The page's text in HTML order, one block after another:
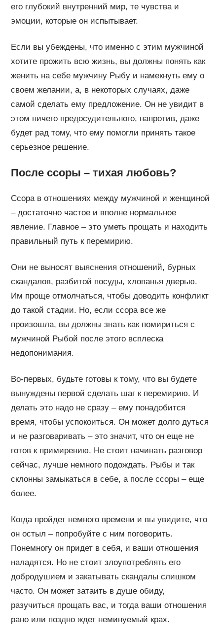
его глубокий внутренний мир, те чувства и
эмоции, которые он испытывает.
Если вы убеждены, что именно с этим мужчиной
хотите прожить всю жизнь, вы должны понять как
женить на себе мужчину Рыбу и намекнуть ему о
своем желании, а, в некоторых случаях, даже
самой сделать ему предложение. Он не увидит в
этом ничего предосудительного, напротив, даже
будет рад тому, что ему помогли принять такое
серьезное решение.
После ссоры – тихая любовь?
Ссора в отношениях между мужчиной и женщиной
– достаточно частое и вполне нормальное
явление. Главное – это уметь прощать и находить
правильный путь к перемирию.
Они не выносят выяснения отношений, бурных
скандалов, разбитой посуды, хлопанья дверью.
Им проще отмолчаться, чтобы доводить конфликт
до такой стадии. Но, если ссора все же
произошла, вы должны знать как помириться с
мужчиной Рыбой после этого всплеска
недопонимания.
Во-первых, будьте готовы к тому, что вы будете
вынуждены первой сделать шаг к перемирию. И
делать это надо не сразу – ему понадобится
время, чтобы успокоиться. Он может долго дуться
и не разговаривать – это значит, что он еще не
готов к примирению. Не стоит начинать разговор
сейчас, лучше немного подождать. Рыбы и так
склонны замыкаться в себе, а после ссоры – еще
более.
Когда пройдет немного времени и вы увидите, что
он остыл – попробуйте с ним поговорить.
Понемногу он придет в себя, и ваши отношения
наладятся. Но не стоит злоупотреблять его
добродушием и закатывать скандалы слишком
часто. Он может затаить в душе обиду,
разучиться прощать вас, и тогда ваши отношения
рано или поздно ждет неминуемый крах.